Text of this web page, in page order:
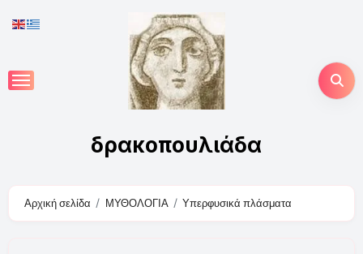
to
δρακοπουλιάδα
Αρχική σελίδα ΜΥΘΟΛΟΓΙΑ Υπερφυσικά πλάσματα